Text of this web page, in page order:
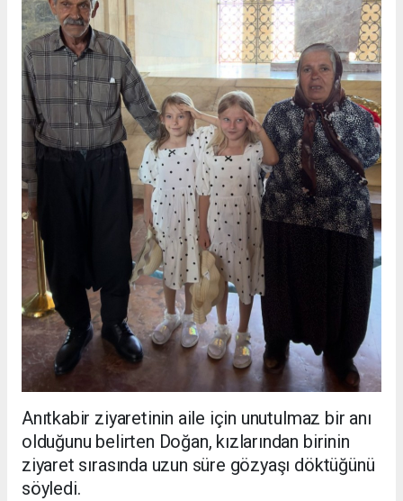
Anıtkabir ziyaretinin aile için unutulmaz bir anı
olduğunu belirten Doğan, kızlarından birinin
ziyaret sırasında uzun süre gözyaşı döktüğünü
söyledi.